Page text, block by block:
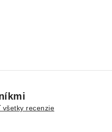
všetky recenzie